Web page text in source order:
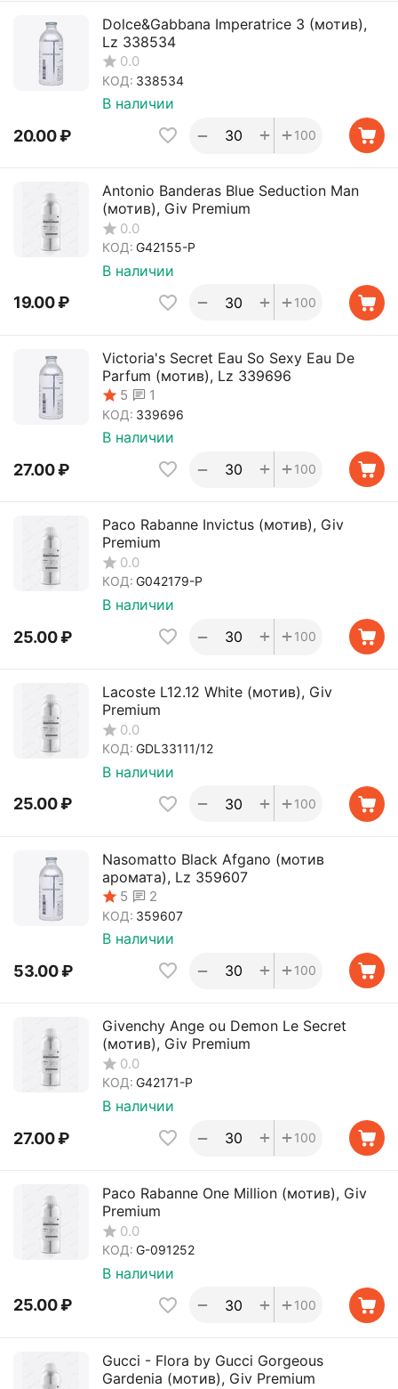
Dolce&Gabbana Imperatrice 3 (мотив),
Lz 338534
0.0
КОД: 338534
В наличии
20.00₽ + 100
+
−
Antonio Banderas Blue Seduction Man
(мотив), Giv Premium
0.0
КОД: G42155-P
В наличии
19.00₽ + 100
+
−
Victoria's Secret Eau So Sexy Eau De
Parfum (мотив), Lz 339696
5 1
КОД: 339696
В наличии
27.00₽ + 100
+
−
Paco Rabanne Invictus (мотив), Giv
Premium
0.0
КОД: G042179-P
В наличии
25.00₽ + 100
+
−
Lacoste L12.12 White (мотив), Giv
Premium
0.0
КОД: GDL33111/12
В наличии
25.00₽ + 100
+
−
Nasomatto Black Afgano (мотив
аромата), Lz 359607
5 2
КОД: 359607
В наличии
53.00₽ + 100
+
−
Givenchy Ange ou Demon Le Secret
(мотив), Giv Premium
0.0
КОД: G42171-P
В наличии
27.00₽ + 100
+
−
Paco Rabanne One Million (мотив), Giv
Premium
0.0
КОД: G-091252
В наличии
25.00₽ + 100
+
−
Gucci - Flora by Gucci Gorgeous
Gardenia (мотив), Giv Premium